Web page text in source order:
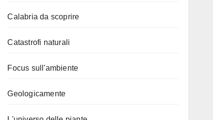
Calabria da scoprire
Catastrofi naturali
Focus sull'ambiente
Geologicamente